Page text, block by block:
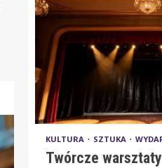
KULTURA SZTUKA
Twórcze